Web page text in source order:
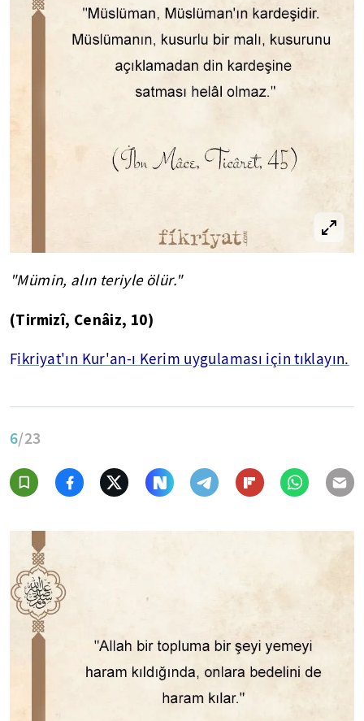
"Mümin, alın teriyle ölür."
(Tirmizî, Cenâiz, 10)
Fikriyat'ın Kur'an-ı Kerim uygulaması için tıklayın.
6/23